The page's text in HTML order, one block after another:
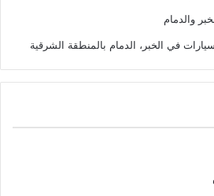
والدمام
في الخبر، الدمام بالمنطقة الشرقية